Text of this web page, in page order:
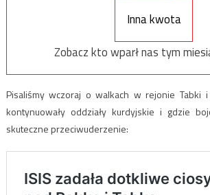
Inna kwota
Zobacz kto wparł nas tym
Pisaliśmy wczoraj o walkach w rejonie Tabki
kontynuowały oddziały kurdyjskie i gdzie
skuteczne przeciwuderzenie: